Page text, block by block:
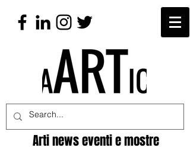
Arti news eventi e mostre